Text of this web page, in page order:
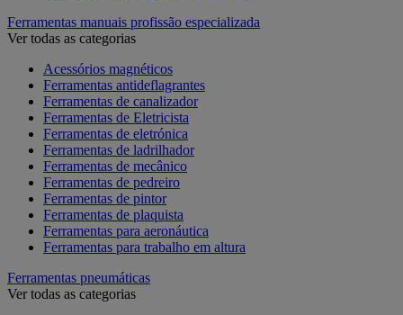
Ferramentas manuais profissão especializada
Ver todas as categorias
Acessórios magnéticos
Ferramentas antideflagrantes
Ferramentas de canalizador
Ferramentas de Eletricista
Ferramentas de eletrónica
Ferramentas de ladrilhador
Ferramentas de mecânico
Ferramentas de pedreiro
Ferramentas de pintor
Ferramentas de plaquista
Ferramentas para aeronáutica
Ferramentas para trabalho em altura
Ferramentas pneumáticas
Ver todas as categorias